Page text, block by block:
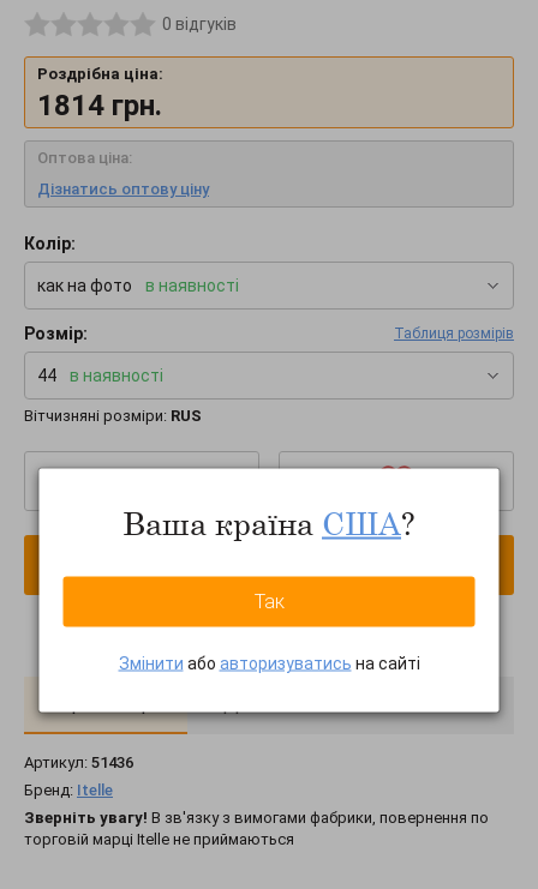
0 відгуків
Роздрібна ціна:
1814 грн.
Оптова ціна:
Дізнатись оптову ціну
Колір:
как на фото в наявності
Розмір: Таблиця розмірів
44 в наявності
Вітчизняні розміри: RUS
Артикул: 51436
Бренд: Itelle
Зверніть увагу! В зв'язку з вимогами фабрики, повернення по
торговій марці Itelle не приймаються
Ваша країна США?
Так
Змінити або авторизуватись на сайті